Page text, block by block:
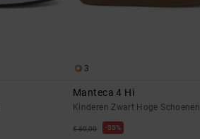
3
Manteca 4 Hi
Kinderen Zwart Hoge Schoenen
€ 60,00 55%